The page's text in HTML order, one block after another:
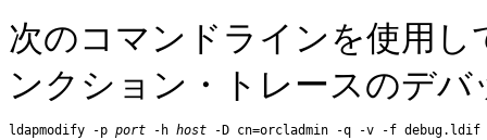
次のコマンドラインを使用
ンクション・トレースのデ
ldapmodify -p port -h host